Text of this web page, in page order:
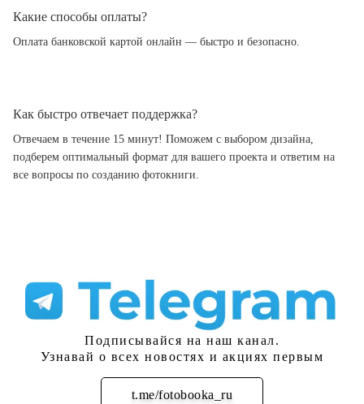
Какие способы оплаты?
Оплата банковской картой онлайн — быстро и безопасно.
Как быстро отвечает поддержка?
Отвечаем в течение 15 минут! Поможем с выбором дизайна,
подберем оптимальный формат для вашего проекта и ответим на
все вопросы по созданию фотокниги.
Подписывайся на наш канал.
Узнавай о всех новостях и акциях первым
t.me/fotobooka_ru
Подписаться